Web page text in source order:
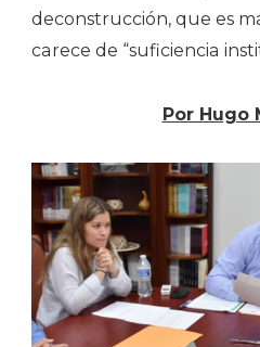
deconstrucción, que es
carece de “suficiencia
Por Hugo